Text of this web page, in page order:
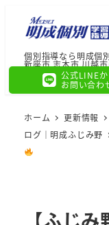
個別指導なら明成個
新座市,志木市,川越
公式LINEか
お問い合わ
ホーム 更新情報
ログ｜明成ふじみ野